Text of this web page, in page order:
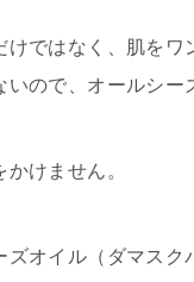
ではなく、肌を
ので、オールシー
けません。
オイル（ダマス